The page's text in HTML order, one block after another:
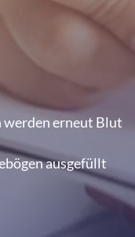
werden erneut Blut
ausgefüllt